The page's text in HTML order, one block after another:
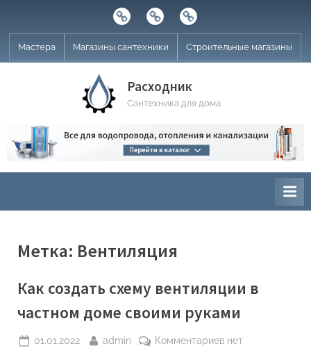
content
Строительные
магазины
МастераМагазины
сантехники
Мастера Магазины сантехники Строительные магазины
Расходник
Сантехника для дома
Метка: Вентиляция
Как создать схему вентиляции в
частном доме своими руками
Posted
01.01.2022 By
admin Комментариевк
нет